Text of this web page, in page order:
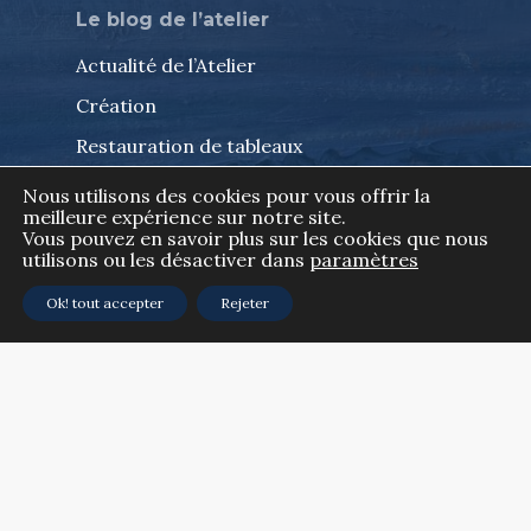
Le blog de l’atelier
Actualité de l’Atelier
Création
Restauration de tableaux
Découverte
Contact
Nous utilisons des cookies pour vous offrir la
meilleure expérience sur notre site.
Vous pouvez en savoir plus sur les cookies que nous
utilisons ou les désactiver dans paramètres
Ok! tout accepter Rejeter